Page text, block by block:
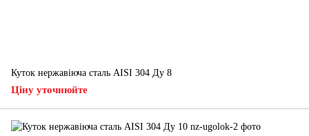
Куток нержавіюча сталь AISI 304 Ду 8
Ціну уточнюйте